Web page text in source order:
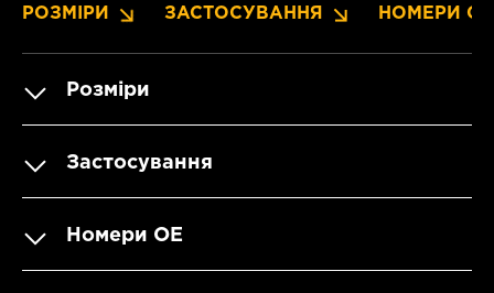
РОЗМІРИ ЗАСТОСУВАННЯ НОМЕРИ OE
Розміри
Застосування
Номери OE